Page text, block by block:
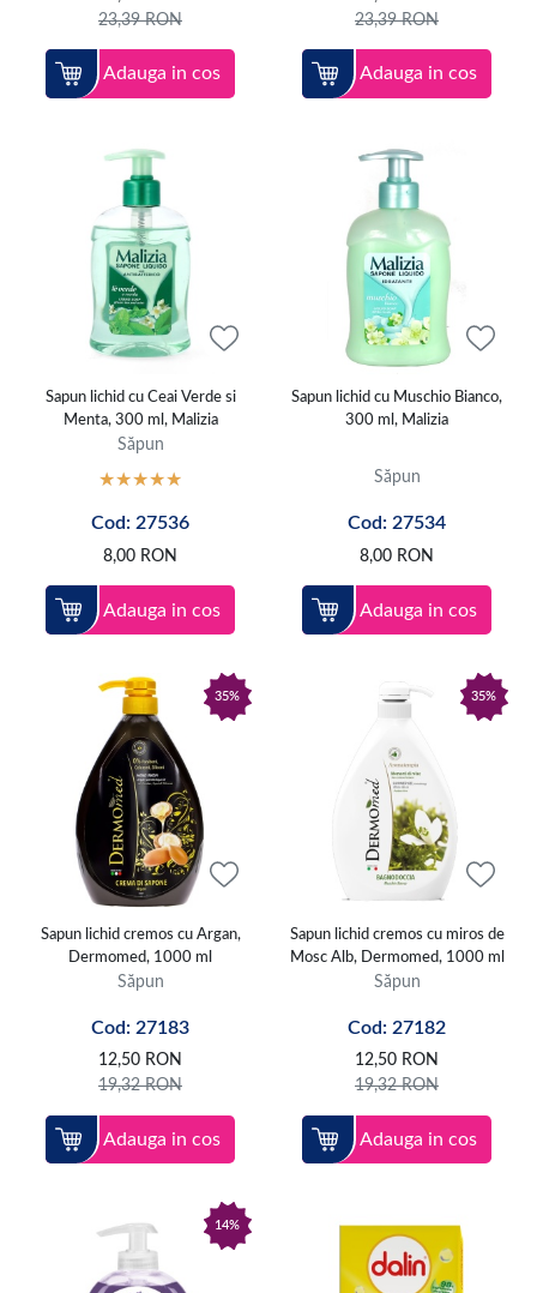
23,39RON
Adauga in cos
23,39RON
Adauga in cos
Sapun lichid cu Ceai Verde si
Menta, 300 ml, Malizia
Săpun
Cod: 27536
8,00 RON
Adauga in cos
Sapun lichid cu Muschio Bianco,
300 ml, Malizia
Săpun
Cod: 27534
8,00 RON
Adauga in cos
35%
Sapun lichid cremos cu Argan,
Dermomed, 1000 ml
Săpun
Cod: 27183
12,50 RON
19,32RON
Adauga in cos
35%
Sapun lichid cremos cu miros de
Mosc Alb, Dermomed, 1000 ml
Săpun
Cod: 27182
12,50 RON
19,32RON
Adauga in cos
14%